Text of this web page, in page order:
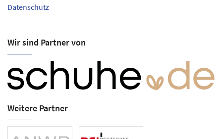
Datenschutz
Wir sind Partner von
Weitere Partner